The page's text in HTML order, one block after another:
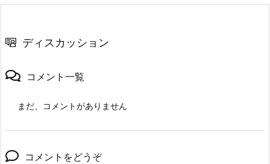
ディスカッション
コメント一覧
まだ、コメントがありません
コメントをどうぞ